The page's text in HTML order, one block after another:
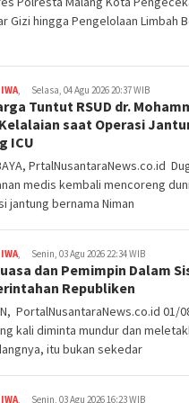
Gizi hingga Pengelolaan Limbah
, Selasa, 04 Agu 2026 20:37 WIB
Tuntut RSUD dr.
saat Operasi
ICU
PrtalNusantaraNews.co.id
medis kembali mencoreng
jantung bernama Niman
, Senin, 03 Agu 2026 22:34 WIB
dan Pemimpin Dalam
Republiken
PortalNusantaraNews.co.id 01/
kali diminta mundur dan
itu bukan sekedar
, Senin, 03 Agu 2026 16:23 WIB